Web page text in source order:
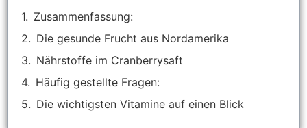
Zusammenfassung:
Die gesunde Frucht aus Nordamerika
Nährstoffe im Cranberrysaft
Häufig gestellte Fragen:
Die wichtigsten Vitamine auf einen Blick